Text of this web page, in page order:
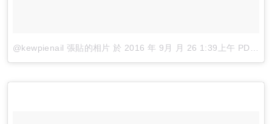
@kewpienail 張貼的相片 於 2016 年 9月 月 26 1:39上午 PDT